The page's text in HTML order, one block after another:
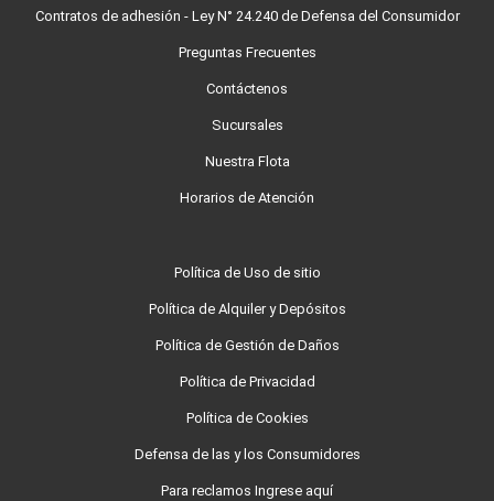
Contratos de adhesión - Ley N° 24.240 de Defensa del Consumidor
Preguntas Frecuentes
Contáctenos
Sucursales
Nuestra Flota
Horarios de Atención
Política de Uso de sitio
Política de Alquiler y Depósitos
Política de Gestión de Daños
Política de Privacidad
Política de Cookies
Defensa de las y los Consumidores
Para reclamos Ingrese aquí